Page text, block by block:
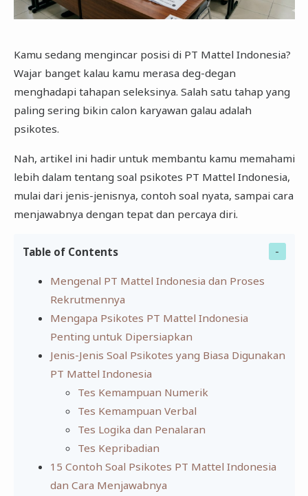
Kamu sedang mengincar posisi di PT Mattel Indonesia?
Wajar banget kalau kamu merasa deg-degan
menghadapi tahapan seleksinya. Salah satu tahap yang
paling sering bikin calon karyawan galau adalah
psikotes.
Nah, artikel ini hadir untuk membantu kamu memahami
lebih dalam tentang soal psikotes PT Mattel Indonesia,
mulai dari jenis-jenisnya, contoh soal nyata, sampai cara
menjawabnya dengan tepat dan percaya diri.
Table of Contents
Mengenal PT Mattel Indonesia dan Proses
Rekrutmennya
Mengapa Psikotes PT Mattel Indonesia
Penting untuk Dipersiapkan
Jenis-Jenis Soal Psikotes yang Biasa Digunakan
PT Mattel Indonesia
Tes Kemampuan Numerik
Tes Kemampuan Verbal
Tes Logika dan Penalaran
Tes Kepribadian
15 Contoh Soal Psikotes PT Mattel Indonesia
dan Cara Menjawabnya